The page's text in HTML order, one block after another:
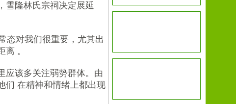
雪隆林氏宗祠决定展延
态对我们很重要，尤其出
。
应该多关注弱势群体。由
们 在精神和情绪上都出现